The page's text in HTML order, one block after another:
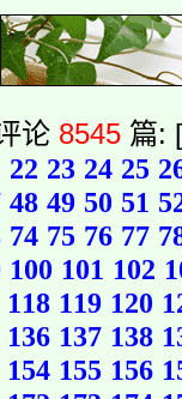
论 8545 篇:
22 23 24 25
48 49 50 51
74 75 76 77
100 101 102
118 119 120
136 137 138
154 155 156